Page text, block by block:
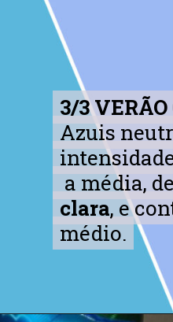
3/3 VERÃO
Azuis
a média,
clara, e
médio.
3/3 VERÃO
Azuis
a média,
clara, e
médio.